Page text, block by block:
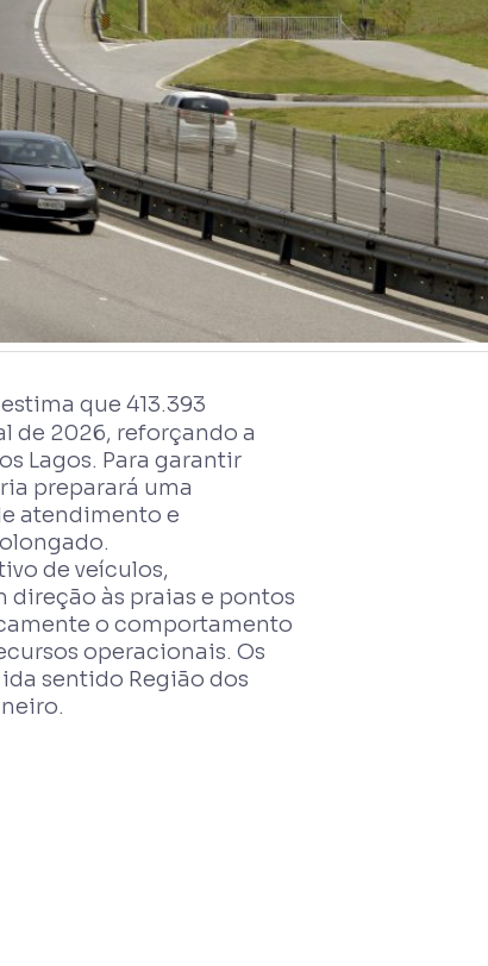
que 413.393
de 2026, reforçando a
Lagos. Para garantir
preparará uma
atendimento e
de veículos,
às praias e pontos
o comportamento
operacionais. Os
sentido Região dos